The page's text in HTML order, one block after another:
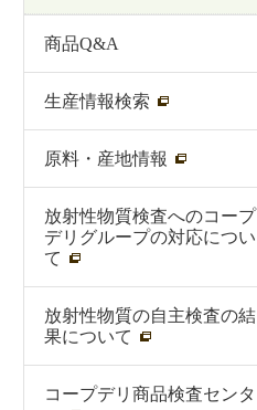
商品Q&A
生産情報検索
原料・産地情報
放射性物質検査へのコープ
デリグループの対応につい
て
放射性物質の自主検査の結
果について
コープデリ商品検査センタ